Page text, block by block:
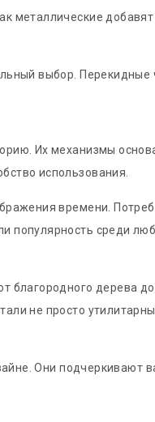
выбор.
Их механизмы
использования.
времени.
популярность среди
благородного дерева
не просто
Они подчеркивают